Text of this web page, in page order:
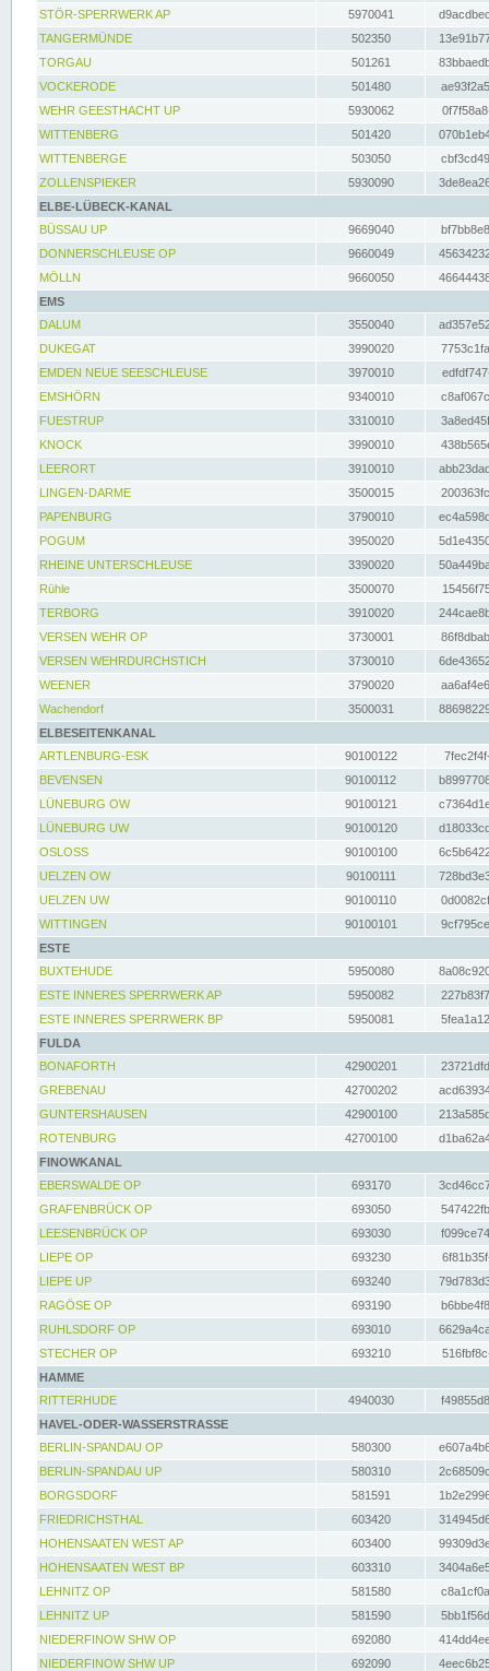
STÖR-SPERRWERK AP 5970041
TANGERMÜNDE
502350
TORGAU
501261
VOCKERODE
501480
WEHR GEESTHACHT UP
5930062
WITTENBERG
501420
WITTENBERGE
503050
ZOLLENSPIEKER
5930090
ELBE-LÜBECK-KANAL
BÜSSAU UP
9669040
DONNERSCHLEUSE OP
9660049
MÖLLN
9660050
EMS
DALUM
3550040
DUKEGAT
3990020
EMDEN NEUE SEESCHLEUSE
3970010
EMSHÖRN
9340010
FUESTRUP
3310010
KNOCK
3990010
LEERORT
3910010
LINGEN-DARME
3500015
PAPENBURG
3790010
POGUM
3950020
RHEINE UNTERSCHLEUSE
3390020
Rühle
3500070
TERBORG
3910020
VERSEN WEHR OP
3730001
VERSEN WEHRDURCHSTICH
3730010
WEENER
3790020
Wachendorf
3500031
ELBESEITENKANAL
ARTLENBURG-ESK
90100122
BEVENSEN
90100112
LÜNEBURG OW
90100121
LÜNEBURG UW
90100120
OSLOSS
90100100
UELZEN OW
90100111
UELZEN UW
90100110
WITTINGEN
90100101
ESTE
BUXTEHUDE
5950080
ESTE INNERES SPERRWERK AP
5950082
ESTE INNERES SPERRWERK BP
5950081
FULDA
BONAFORTH
42900201
GREBENAU
42700202
GUNTERSHAUSEN
42900100
ROTENBURG
42700100
FINOWKANAL
EBERSWALDE OP
693170
GRAFENBRÜCK OP
693050
LEESENBRÜCK OP
693030
LIEPE OP
693230
LIEPE UP
693240
RAGÖSE OP
693190
RUHLSDORF OP
693010
STECHER OP
693210
HAMME
RITTERHUDE
4940030
HAVEL-ODER-WASSERSTRASSE
BERLIN-SPANDAU OP
580300
BERLIN-SPANDAU UP
580310
BORGSDORF
581591
FRIEDRICHSTHAL
603420
HOHENSAATEN WEST AP
603400
HOHENSAATEN WEST BP
603310
LEHNITZ OP
581580
LEHNITZ UP
581590
NIEDERFINOW SHW OP
692080
NIEDERFINOW SHW UP
692090